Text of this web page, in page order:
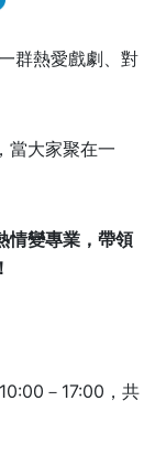
群熱愛戲劇、對
當大家聚在一
情變專業，帶領
－17:00，共